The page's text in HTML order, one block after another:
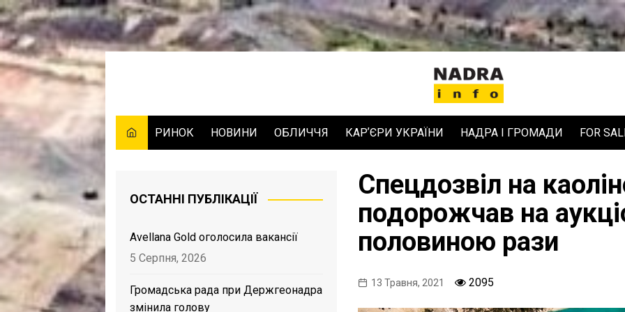
Skip
to
РИНОК НОВИНИ ОБЛИЧЧЯ КАРʼЄРИ УКРАЇНИ НАДРА І ГРОМАДИ FOR
Спецдозвіл на
подорожчав на
половиною рази
13 Травня, 2021 2095
ОСТАННІ ПУБЛІКАЦІЇ
Avellana Gold оголосила вакансії
5 Серпня, 2026
Громадська рада при Держгеонадра
змінила голову